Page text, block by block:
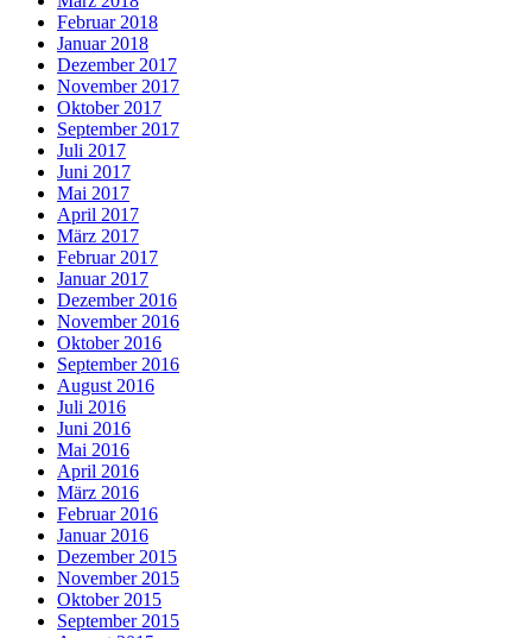
Februar 2018
Januar 2018
Dezember 2017
November 2017
Oktober 2017
September 2017
Juli 2017
Juni 2017
Mai 2017
April 2017
März 2017
Februar 2017
Januar 2017
Dezember 2016
November 2016
Oktober 2016
September 2016
August 2016
Juli 2016
Juni 2016
Mai 2016
April 2016
März 2016
Februar 2016
Januar 2016
Dezember 2015
November 2015
Oktober 2015
September 2015